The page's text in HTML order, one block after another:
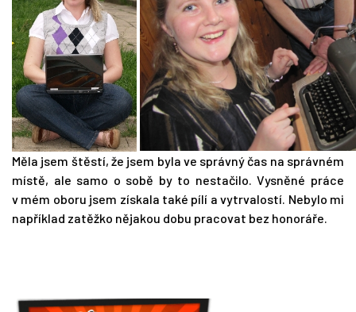
Měla jsem štěstí, že jsem byla ve správný čas na správném
místě, ale samo o sobě by to nestačilo. Vysněné práce
v mém oboru jsem získala také pílí a vytrvalostí. Nebylo mi
například zatěžko nějakou dobu pracovat bez honoráře.